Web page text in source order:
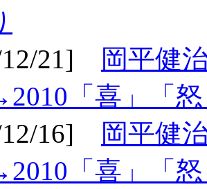
12/21]
岡平健
「喜」「
12/16]
岡平健
「喜」「